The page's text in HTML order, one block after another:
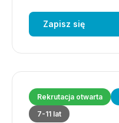
Zapisz się
Rekrutacja otwarta
7-11 lat